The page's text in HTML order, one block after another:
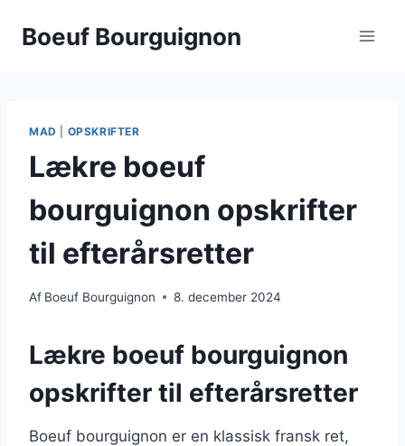
Boeuf Bourguignon
MAD OPSKRIFTER
Lækre boeuf
bourguignon opskrifter
til efterårsretter
Af Boeuf Bourguignon 8. december 2024
Lækre boeuf bourguignon
opskrifter til efterårsretter
Boeuf bourguignon er en klassisk fransk ret,